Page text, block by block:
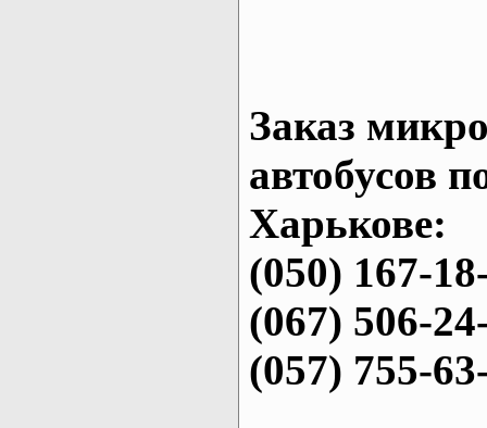
Заказ
автобусов
Харькове:
(050) 167-
(067) 506-
(057) 755-